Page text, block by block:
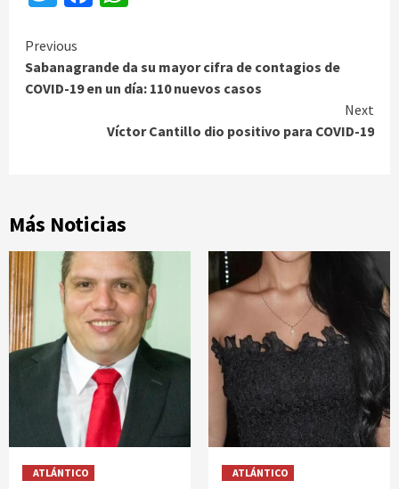
Continue
Reading
Previous
Sabanagrande da su mayor cifra de contagios de
COVID-19 en un día: 110 nuevos casos
Next
Víctor Cantillo dio positivo para COVID-19
Más Noticias
ATLÁNTICO
ATLÁNTICO